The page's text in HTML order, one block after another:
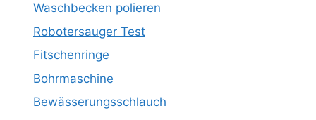
Waschbecken polieren
Robotersauger Test
Fitschenringe
Bohrmaschine
Bewässerungsschlauch